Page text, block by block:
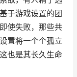
于游戏设置的团
使失败，那些共
置将一个个孤立
也是其长久生命